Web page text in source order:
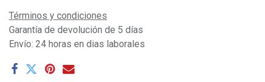
Términos y condiciones
Garantía de devolución de 5 días
Envío: 24 horas en dias laborales